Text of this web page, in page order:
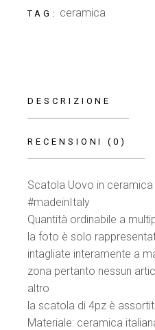
TAG: ceramica
DESCRIZIONE
RECENSIONI (0)
Scatola Uovo in
#madeinItaly
Quantità ordinabile a
la foto è solo
intagliate interamente a
zona pertanto nessun
altro
la scatola di 4pz è
Materiale: ceramica